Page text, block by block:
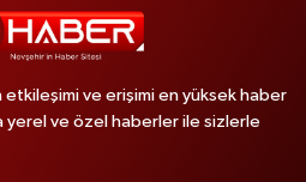
ve erişimi en yüksek haber
yerel ve özel haberler ile sizlerle